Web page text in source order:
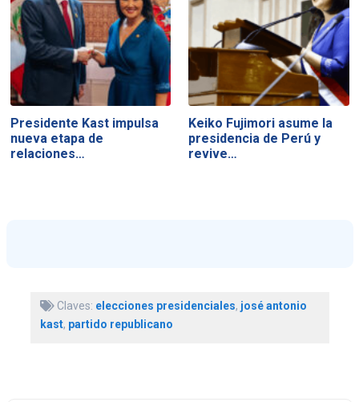
Presidente Kast impulsa
nueva etapa de
relaciones…
Keiko Fujimori asume la
presidencia de Perú y
revive…
Claves: elecciones presidenciales, josé antonio
kast, partido republicano